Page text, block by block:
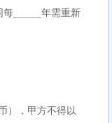
每_____年需重新
），甲方不得以